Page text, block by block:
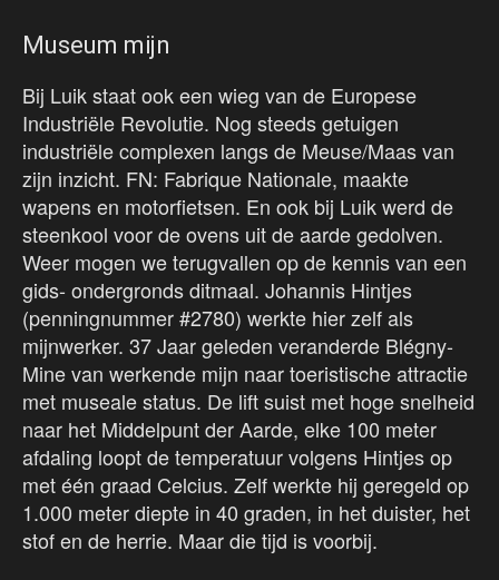
Museum mijn
Bij Luik staat ook een wieg van de Europese
Industriële Revolutie. Nog steeds getuigen
industriële complexen langs de Meuse/Maas van
zijn inzicht. FN: Fabrique Nationale, maakte
wapens en motorfietsen. En ook bij Luik werd de
steenkool voor de ovens uit de aarde gedolven.
Weer mogen we terugvallen op de kennis van een
gids- ondergronds ditmaal. Johannis Hintjes
(penningnummer #2780) werkte hier zelf als
mijnwerker. 37 Jaar geleden veranderde Blégny-
Mine van werkende mijn naar toeristische attractie
met museale status. De lift suist met hoge snelheid
naar het Middelpunt der Aarde, elke 100 meter
afdaling loopt de temperatuur volgens Hintjes op
met één graad Celcius. Zelf werkte hij geregeld op
1.000 meter diepte in 40 graden, in het duister, het
stof en de herrie. Maar die tijd is voorbij.